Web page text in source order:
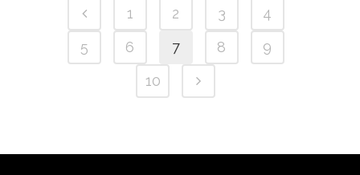
1 2 3
4
5
6 7 8
9
10